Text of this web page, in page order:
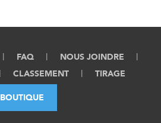
FAQ
NOUS JOINDRE
CLASSEMENT TIRAGE
BOUTIQUE